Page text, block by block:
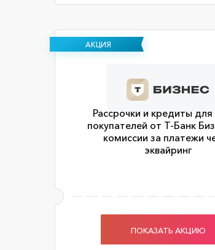
АКЦИЯ
Рассрочки и кредиты
покупателей от Т-Банк
комиссии за платежи
эквайринг
ПОКАЗАТЬ АКЦИЮ